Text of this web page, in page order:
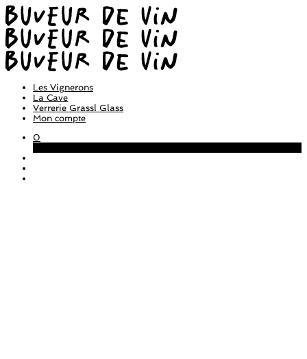
Les Vignerons
La Cave
Verrerie Grassl Glass
Mon compte
0